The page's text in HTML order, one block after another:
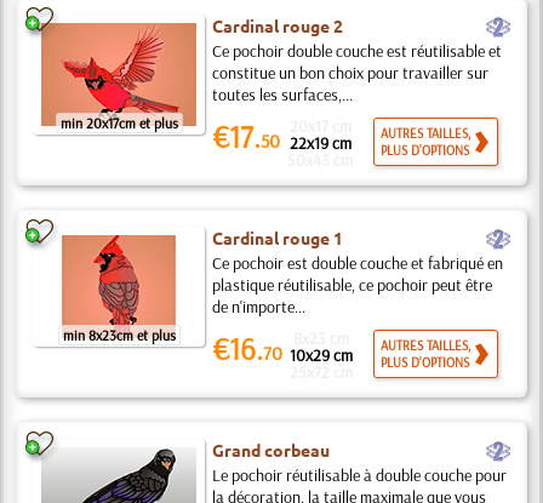
min 20x17cm et plus
Cardinal rouge 2 b
Ce pochoir double couche est réutilisable et
constitue un bon choix pour travailler sur
toutes les surfaces,...
€17.50 22x19 cm
AUTRES TAILLES,
PLUS D'OPTIONS
min 8x23cm et plus
Cardinal rouge 1 b
Ce pochoir est double couche et fabriqué en
plastique réutilisable, ce pochoir peut être
de n'importe...
€16.70 10x29 cm
AUTRES TAILLES,
PLUS D'OPTIONS
Grand corbeau b
Le pochoir réutilisable à double couche pour
la décoration, la taille maximale que vous